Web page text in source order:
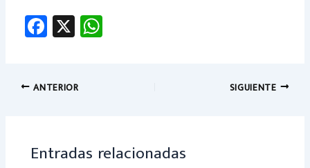
Fa
ce
o
X
ANTERIOR SIGUIENTE
Entradas relacionadas